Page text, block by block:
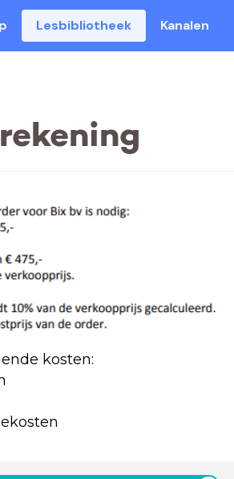
Lesbibliotheek Kanalen
kosten: